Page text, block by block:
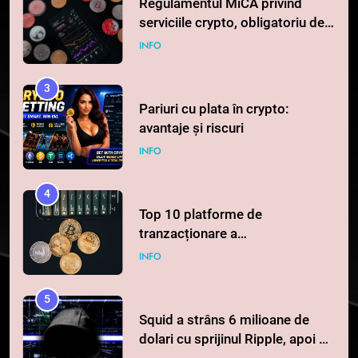
Regulamentul MiCA privind
serviciile crypto, obligatoriu de
la 1 iulie în România
INFO
3
Pariuri cu plata în crypto:
avantaje și riscuri
INFO
4
Top 10 platforme de
tranzacționare a
criptomonedelor în 2026
INFO
5
Squid a strâns 6 milioane de
dolari cu sprijinul Ripple, apoi a